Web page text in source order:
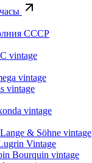
СССР
vintage
vintage
vintage
vintage
& Söhne vintage
Vintage
Bourquin vintage